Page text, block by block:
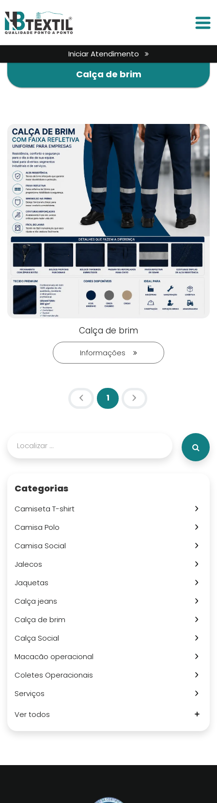
Iniciar Atendimento
Calça de brim
Calça de brim
Informações
1 (atual)
Categorias
Camiseta T-shirt
Camisa Polo
Camisa Social
Jalecos
Jaquetas
Calça jeans
Calça de brim
Calça Social
Macacão operacional
Coletes Operacionais
Serviços
Ver todos